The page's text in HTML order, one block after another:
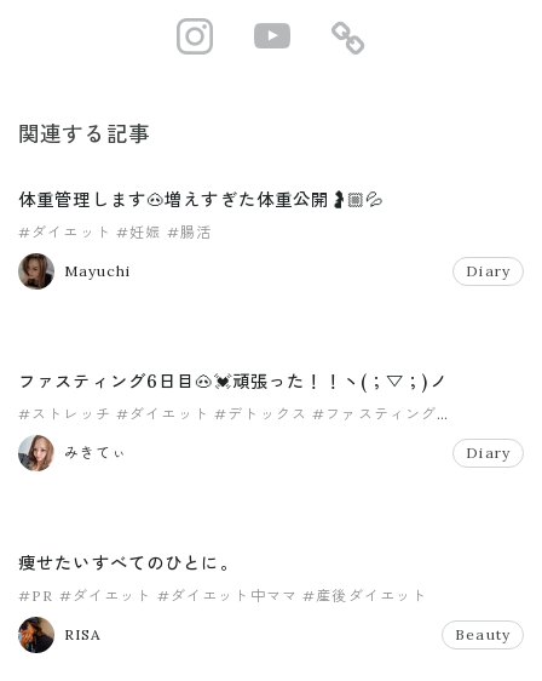
http://https://
関連する記事
体重管理します🐽増えすぎた体重公開🤰🏼💦
#ダイエット #妊娠 #腸活
Mayuchi Diary
ファスティング6日目🐽💓頑張った！！ヽ(；▽；)ノ
#ストレッチ #ダイエット #デトックス #ファスティング
#マッサージ
みきてぃ
Diary
痩せたいすべてのひとに。
#PR #ダイエット #ダイエット中ママ #産後ダイエット
RISA Beauty